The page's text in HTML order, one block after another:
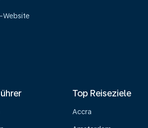
Website
Top Reiseziele
Accra